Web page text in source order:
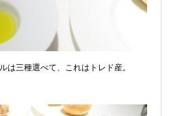
は三種選べて、これはトレド産。